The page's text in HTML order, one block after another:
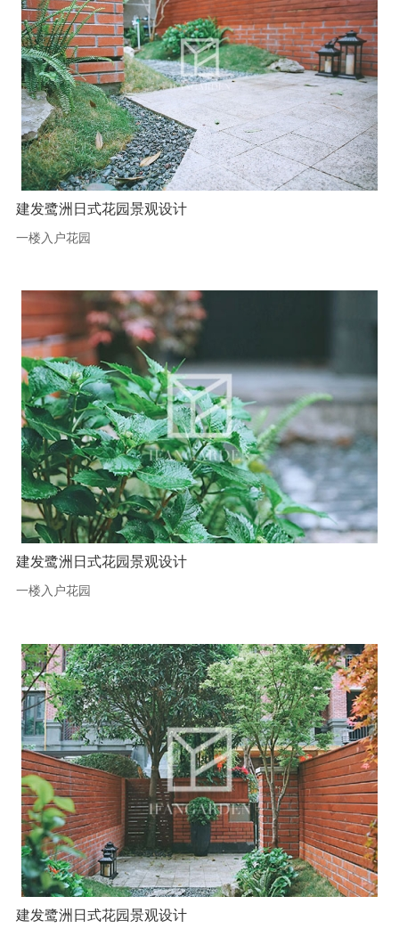
建发鹭洲日式花园景观设计
一楼入户花园
建发鹭洲日式花园景观设计
一楼入户花园
建发鹭洲日式花园景观设计